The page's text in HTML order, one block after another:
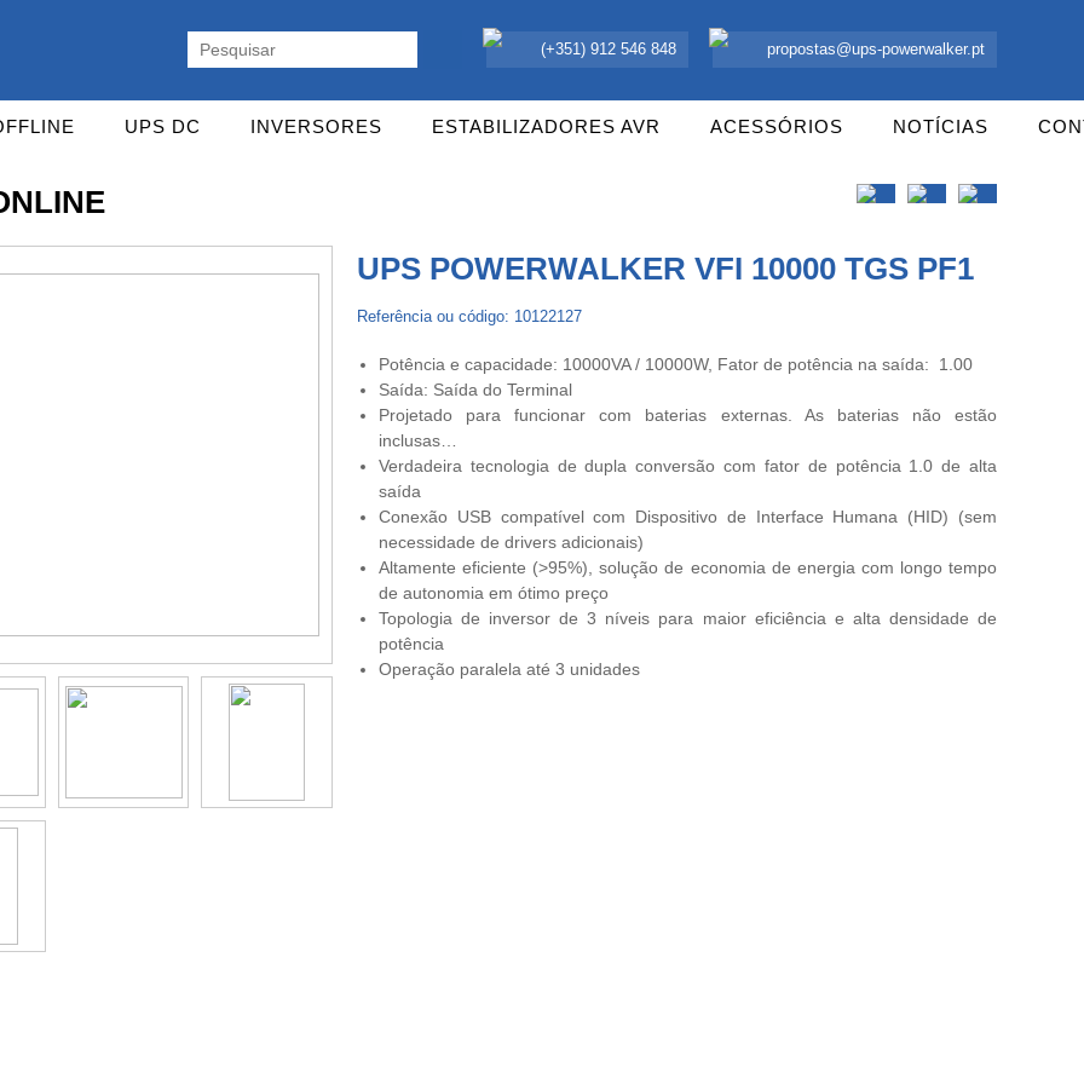
(+351) 912 546 848 propostas@ups-powerwalker.pt
UPS DC INVERSORES ESTABILIZADORES AVR ACESSÓRIOS NOTÍCIAS
UPS POWERWALKER VFI 10000 TGS PF1
Referência ou código: 10122127
Potência e capacidade: 10000VA / 10000W, Fator de potência na saída: 1.00
Saída: Saída do Terminal
Projetado para funcionar com baterias externas. As baterias não estão
inclusas…
Verdadeira tecnologia de dupla conversão com fator de potência 1.0 de alta
saída
Conexão USB compatível com Dispositivo de Interface Humana (HID) (sem
necessidade de drivers adicionais)
Altamente eficiente (>95%), solução de economia de energia com longo tempo
de autonomia em ótimo preço
Topologia de inversor de 3 níveis para maior eficiência e alta densidade de
potência
Operação paralela até 3 unidades